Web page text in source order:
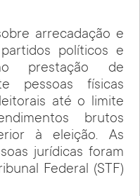
arrecadação e
políticos e
prestação de
pessoas físicas
até o limite
brutos
à eleição. As
jurídicas foram
Federal (STF)